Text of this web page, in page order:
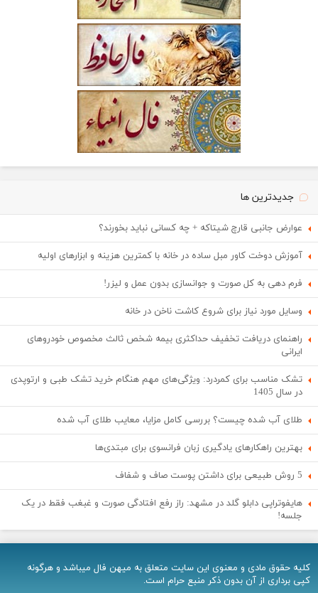
جدیدترین ها
عوارض جانبی قارچ شیتاکه + چه کسانی نباید بخورند؟
آموزش دوخت کاور مبل ساده در خانه با کمترین هزینه و ابزارهای اولیه
فرم دهی به کل صورت و جوانسازی بدون عمل و لیزر!
وسایل مورد نیاز برای شروع کاشت ناخن در خانه
راهنمای دریافت تخفیف حداکثری بیمه شخص ثالث مخصوص خودروهای
ایرانی
تشک مناسب برای کمردرد: ویژگی‌های مهم هنگام خرید تشک طبی و ارتوپدی
در سال 1405
طلای آب شده چیست؟ بررسی کامل مزایا، معایب طلای آب شده
بهترین راهکارهای یادگیری زبان فرانسوی برای مبتدی‌ها
5 روش طبیعی برای داشتن پوست صاف و شفاف
هایفوتراپی دابلو گلد در مشهد: راز رفع افتادگی صورت و غبغب فقط در یک
جلسه!
کلیه حقوق مادی و معنوی اين سایت متعلق به میهن فال میباشد و هرگونه
کپی برداری از آن بدون ذکر منبع حرام است.